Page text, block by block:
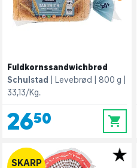
Fuldkornssandwichbrød
Schulstad
Levebrød
800 g
33,13/Kg.
26,50 0
SKARP